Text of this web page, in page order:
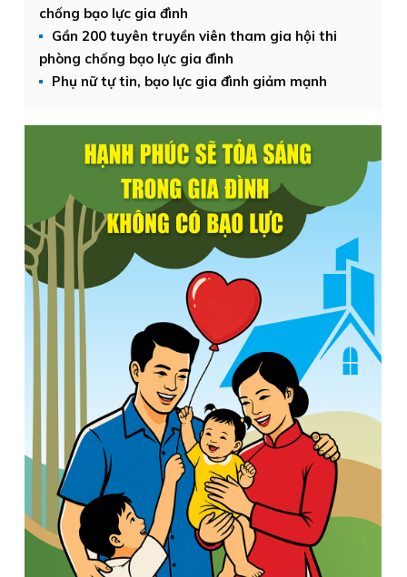
chống bạo lực gia đình
Gần 200 tuyên truyền viên tham gia hội thi
phòng chống bạo lực gia đình
Phụ nữ tự tin, bạo lực gia đình giảm mạnh